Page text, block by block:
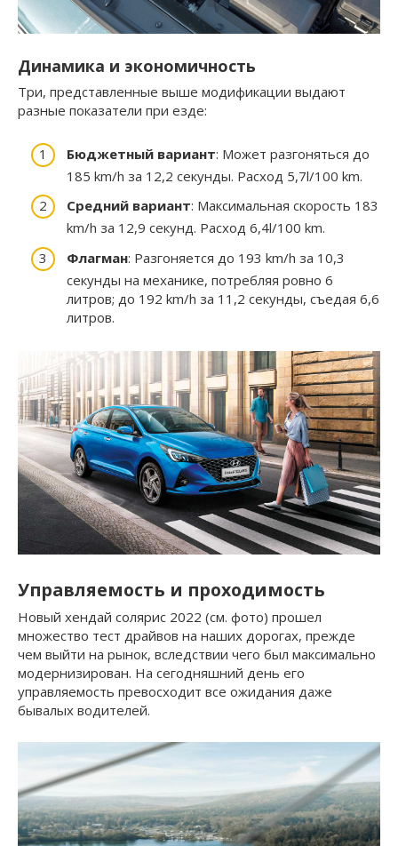
Динамика и экономичность
Три, представленные выше модификации выдают
разные показатели при езде:
Бюджетный вариант: Может разгоняться до
185 km/h за 12,2 секунды. Расход 5,7l/100 km.
Cредний вариант: Максимальная скорость 183
km/h за 12,9 ceкунд. Расход 6,4l/100 km.
Флагман: Разгоняется до 193 km/h за 10,3
ceкунды на механике, потребляя ровно 6
литров; до 192 km/h за 11,2 секунды, съедая 6,6
литров.
Управляемость и проходимость
Новый хендай солярис 2022 (см. фото) прошел
множество тест драйвов на наших дорогах, прежде
чем выйти на рынок, вследствии чего был максимально
модернизирован. На сегодняшний день его
управляемость превосходит все ожидания даже
бывалых водителей.